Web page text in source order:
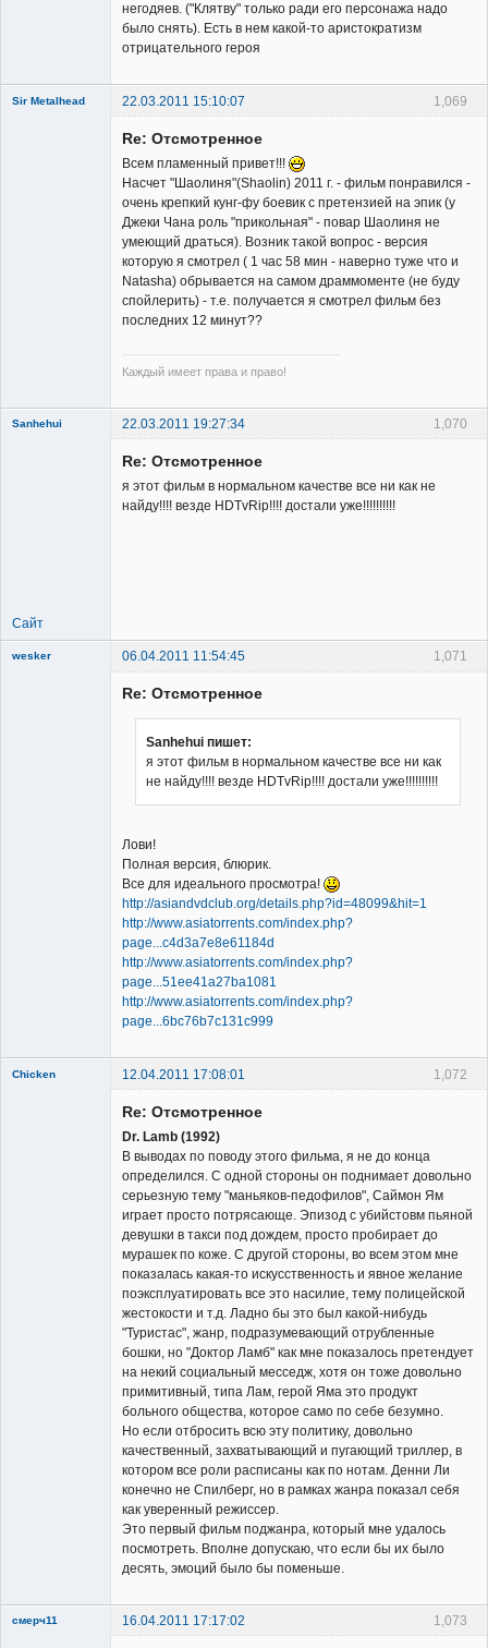
негодяев. ("Клятву" только ради его персонажа надо
было снять). Есть в нем какой-то аристократизм
отрицательного героя
1,069
Sir Metalhead
22.03.2011 15:10:07
Re: Отсмотренное
Всем пламенный привет!!!
Насчет "Шаолиня"(Shaolin) 2011 г. - фильм понравился -
очень крепкий кунг-фу боевик с претензией на эпик (у
Джеки Чана роль "прикольная" - повар Шаолиня не
умеющий драться). Возник такой вопрос - версия
которую я смотрел ( 1 час 58 мин - наверно туже что и
Natasha) обрывается на самом драммоменте (не буду
спойлерить) - т.е. получается я смотрел фильм без
последних 12 минут??
Каждый имеет права и право!
1,070
Sanhehui 22.03.2011 19:27:34
Re: Отсмотренное
я этот фильм в нормальном качестве все ни как не
найду!!!! везде HDTvRip!!!! достали уже!!!!!!!!!!
Сайт
1,071
wesker 06.04.2011 11:54:45
Re: Отсмотренное
Sanhehui пишет:
я этот фильм в нормальном качестве все ни как
не найду!!!! везде HDTvRip!!!! достали уже!!!!!!!!!!
Лови!
Полная версия, блюрик.
Все для идеального просмотра!
http://asiandvdclub.org/details.php?id=48099&hit=1
http://www.asiatorrents.com/index.php?
page...c4d3a7e8e61184d
http://www.asiatorrents.com/index.php?
page...51ee41a27ba1081
http://www.asiatorrents.com/index.php?
page...6bc76b7c131c999
1,072
Chicken
12.04.2011 17:08:01
Re: Отсмотренное
Dr. Lamb (1992)
В выводах по поводу этого фильма, я не до конца
определился. С одной стороны он поднимает довольно
серьезную тему "маньяков-педофилов", Саймон Ям
играет просто потрясающе. Эпизод с убийстовм пьяной
девушки в такси под дождем, просто пробирает до
мурашек по коже. С другой стороны, во всем этом мне
показалась какая-то искусственность и явное желание
поэксплуатировать все это насилие, тему полицейской
жестокости и т.д. Ладно бы это был какой-нибудь
"Туристас", жанр, подразумевающий отрубленные
бошки, но "Доктор Ламб" как мне показалось претендует
на некий социальный месседж, хотя он тоже довольно
примитивный, типа Лам, герой Яма это продукт
больного общества, которое само по себе безумно.
Но если отбросить всю эту политику, довольно
качественный, захватывающий и пугающий триллер, в
котором все роли расписаны как по нотам. Денни Ли
конечно не Спилберг, но в рамках жанра показал себя
как уверенный режиссер.
Это первый фильм поджанра, который мне удалось
посмотреть. Вполне допускаю, что если бы их было
десять, эмоций было бы поменьше.
1,073
смерч11
16.04.2011 17:17:02